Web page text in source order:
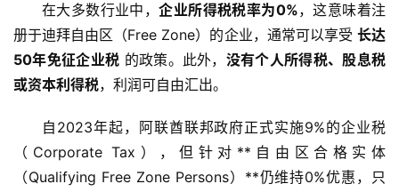
在大多数行业中，企业所得税税率为0%，这意味着注
册于迪拜自由区（Free Zone）的企业，通常可以享受 长达
50年免征企业税 的政策。此外， 没有个人所得税、股息税
或资本利得税，利润可自由汇出。
自2023年起，阿联酋联邦政府正式实施9%的企业税
（Corporate Tax），但针对**自由区合格实体
（Qualifying Free Zone Persons）**仍维持0%优惠，只